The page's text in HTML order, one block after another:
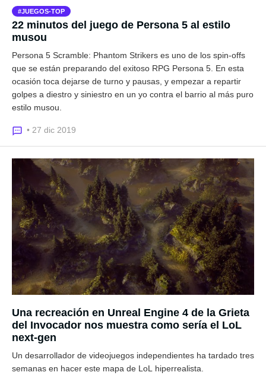
JUEGOS-TOP
22 minutos del juego de Persona 5 al estilo
musou
Persona 5 Scramble: Phantom Strikers es uno de los spin-offs
que se están preparando del exitoso RPG Persona 5. En esta
ocasión toca dejarse de turno y pausas, y empezar a repartir
golpes a diestro y siniestro en un yo contra el barrio al más puro
estilo musou.
• 27 dic 2019
Una recreación en Unreal Engine 4 de la Grieta
del Invocador nos muestra como sería el LoL
next-gen
Un desarrollador de videojuegos independientes ha tardado tres
semanas en hacer este mapa de LoL hiperrealista.